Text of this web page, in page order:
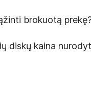
brokuotą
diskų kaina